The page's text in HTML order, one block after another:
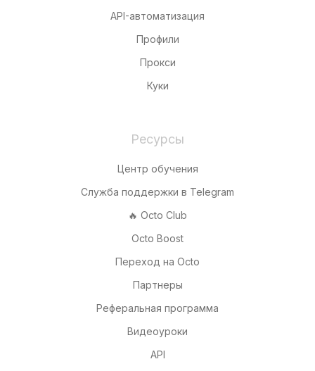
API-автоматизация
Профили
Прокси
Куки
Ресурсы
Центр обучения
Служба поддержки в Telegram
🔥 Octo Club
Octo Boost
Переход на Octo
Партнеры
Реферальная программа
Видеоуроки
API